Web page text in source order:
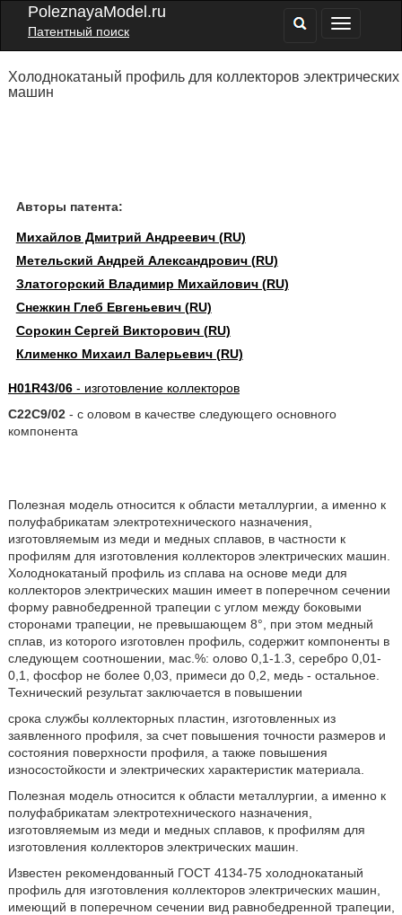
PoleznayaModel.ru
Патентный поиск
Холоднокатаный профиль для коллекторов электрических
машин
Авторы патента:
Михайлов Дмитрий Андреевич (RU)
Метельский Андрей Александрович (RU)
Златогорский Владимир Михайлович (RU)
Снежкин Глеб Евгеньевич (RU)
Сорокин Сергей Викторович (RU)
Клименко Михаил Валерьевич (RU)
H01R43/06- изготовление коллекторов
C22C9/02- с оловом в качестве следующего основного
компонента
Полезная модель относится к области металлургии, а именно к
полуфабрикатам электротехнического назначения,
изготовляемым из меди и медных сплавов, в частности к
профилям для изготовления коллекторов электрических машин.
Холоднокатаный профиль из сплава на основе меди для
коллекторов электрических машин имеет в поперечном сечении
форму равнобедренной трапеции с углом между боковыми
сторонами трапеции, не превышающем 8°, при этом медный
сплав, из которого изготовлен профиль, содержит компоненты в
следующем соотношении, мас.%: олово 0,1-1.3, серебро 0,01-
0,1, фосфор не более 0,03, примеси до 0,2, медь - остальное.
Технический результат заключается в повышении
срока службы коллекторных пластин, изготовленных из
заявленного профиля, за счет повышения точности размеров и
состояния поверхности профиля, а также повышения
износостойкости и электрических характеристик материала.
Полезная модель относится к области металлургии, а именно к
полуфабрикатам электротехнического назначения,
изготовляемым из меди и медных сплавов, к профилям для
изготовления коллекторов электрических машин.
Известен рекомендованный ГОСТ 4134-75 холоднокатаный
профиль для изготовления коллекторов электрических машин,
имеющий в поперечном сечении вид равнобедренной трапеции,